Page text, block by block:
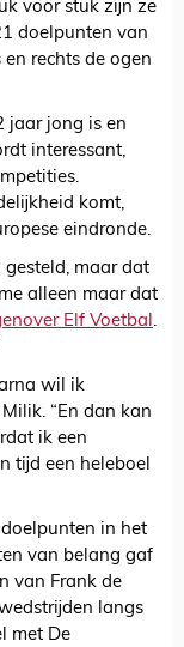
voor stuk zijn ze
doelpunten van
rechts de ogen
jaar jong is en
interessant,
komt,
eindronde.
gesteld, maar dat
alleen maar dat
Elf Voetbal.
wil ik
“En dan kan
ik een
tijd een heleboel
in het
van belang gaf
van Frank de
langs
met De